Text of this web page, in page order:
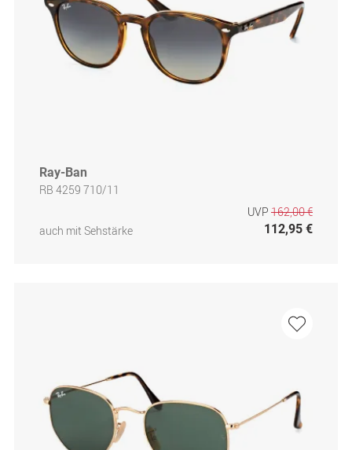
Ray-Ban
RB 4259 710/11
auch mit Sehstärke
UVP 162,00 €
112,95 €